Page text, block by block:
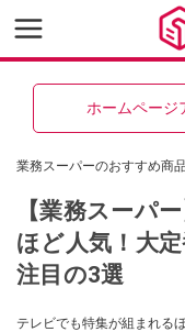
ホームページ
業務スーパーのおすすめ商品
【業務スーパ
ほど人気！大
注目の3選
テレビでも特集が組まれる